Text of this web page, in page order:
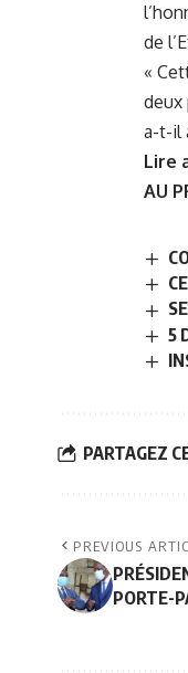
de
«
deux
a-t-il
Lire
AU
5
PARTAGEZ
PREVIOUS
PORTE-